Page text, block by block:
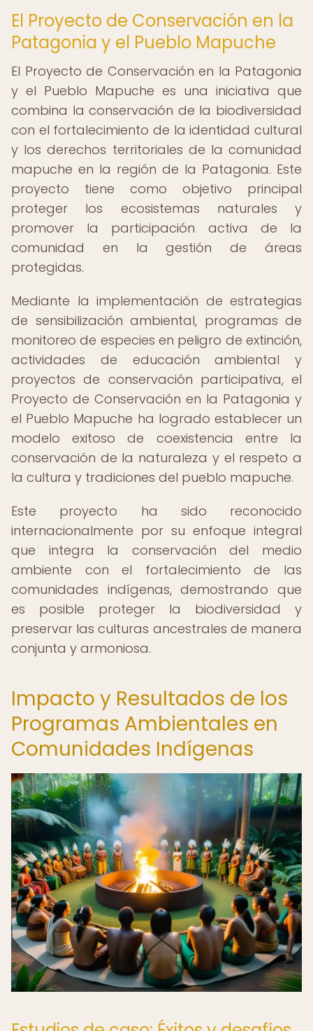
El Proyecto de Conservación en la
Patagonia y el Pueblo Mapuche
El Proyecto de Conservación en la Patagonia
y el Pueblo Mapuche es una iniciativa que
combina la conservación de la biodiversidad
con el fortalecimiento de la identidad cultural
y los derechos territoriales de la comunidad
mapuche en la región de la Patagonia. Este
proyecto tiene como objetivo principal
proteger los ecosistemas naturales y
promover la participación activa de la
comunidad en la gestión de áreas
protegidas.
Mediante la implementación de estrategias
de sensibilización ambiental, programas de
monitoreo de especies en peligro de extinción,
actividades de educación ambiental y
proyectos de conservación participativa, el
Proyecto de Conservación en la Patagonia y
el Pueblo Mapuche ha logrado establecer un
modelo exitoso de coexistencia entre la
conservación de la naturaleza y el respeto a
la cultura y tradiciones del pueblo mapuche.
Este proyecto ha sido reconocido
internacionalmente por su enfoque integral
que integra la conservación del medio
ambiente con el fortalecimiento de las
comunidades indígenas, demostrando que
es posible proteger la biodiversidad y
preservar las culturas ancestrales de manera
conjunta y armoniosa.
Impacto y Resultados de los
Programas Ambientales en
Comunidades Indígenas